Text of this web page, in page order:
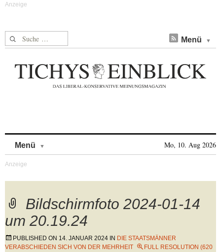
Suche nach: Menü
Menü Mo, 10. Aug 2026
Bildschirmfoto 2024-01-14
um 20.19.24
PUBLISHED ON 14. JANUAR 2024 IN DIE STAATSMÄNNER
VERABSCHIEDEN SICH VON DER MEHRHEIT
FULL RESOLUTION (620